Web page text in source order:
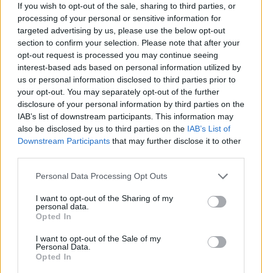
If you wish to opt-out of the sale, sharing to third parties, or
processing of your personal or sensitive information for
targeted advertising by us, please use the below opt-out
section to confirm your selection. Please note that after your
opt-out request is processed you may continue seeing
interest-based ads based on personal information utilized by
us or personal information disclosed to third parties prior to
your opt-out. You may separately opt-out of the further
disclosure of your personal information by third parties on the
IAB’s list of downstream participants. This information may
also be disclosed by us to third parties on the IAB’s List of
Downstream Participants that may further disclose it to other
Personal Data Processing Opt Outs
I want to opt-out of the Sharing of my
personal data.
Opted In
I want to opt-out of the Sale of my
Personal Data.
Opted In
"EliGE" Jablonowski i spółka doprowadzili do dogrywki,
w której jednak ostatecznie przegrali. O wszystkim
przesądzić miał więc Overpass, gdzie ponownie to
triumfatorzy ostatniej edycji cyklu Intel Grand Slam byli
zespołem zdecydowanie lepszym i gładko przechylili
szalę zwycięstwa na swoją stronę rezultatem 16:8.
Liquid się więc cieszy, z kolei w obozie eUnited nie ma
zbyt wielu powodów do radości. Drużyna ta szybko
pożegnała się bowiem z ESL One New York, doznając
drugiej z rzędu porażki. Tym razem Ryan "freakazoid"
Abadir wraz z kolegami zostali pokonani przez ENCE.
Niemniej trudno powiedzieć, by takie rozstrzygnięcie
przez cały mecz kontrolowali sytuację i ich zwycięstwo
ani przez moment nie było zagrożone.
Komplet wyników omawianych spotkań prezentuje
się następująco: